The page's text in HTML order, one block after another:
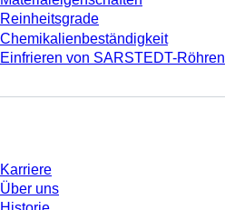
Reinheitsgrade
Chemikalienbeständigkeit
Einfrieren von SARSTEDT-Röhren
Karriere
Über uns